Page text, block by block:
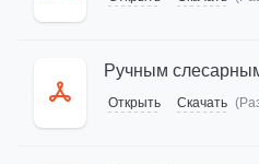
Ручным
Открыть Скачать